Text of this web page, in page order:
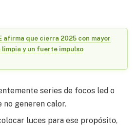
afirma que cierra 2025 con mayor
limpia y un fuerte impulso
series de focos led o
no generen calor.
luces para ese propósito,